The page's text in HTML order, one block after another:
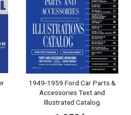
1949-1959 Ford Car Parts &
Accessories Text and
Illustrated Catalog